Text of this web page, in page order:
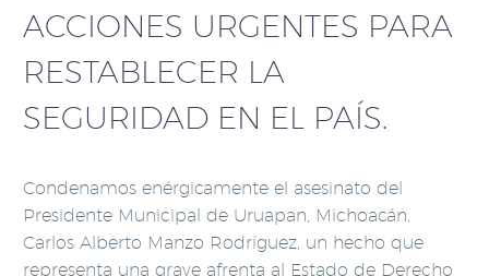
ACCIONES URGENTES PARA
RESTABLECER LA
SEGURIDAD EN EL PAÍS.
Condenamos enérgicamente el asesinato del
Presidente Municipal de Uruapan, Michoacán,
Carlos Alberto Manzo Rodríguez, un hecho que
representa una grave afrenta al Estado de Derecho